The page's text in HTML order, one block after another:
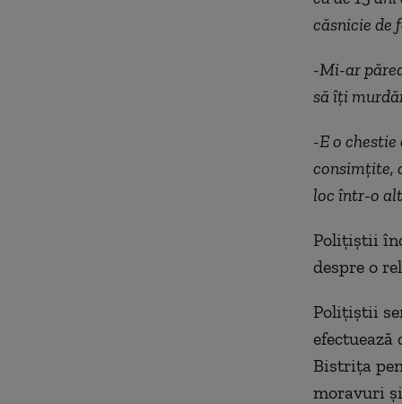
căsnicie de
-Mi-ar
să îți
-E o
consimțite,
loc într-o
Polițiștii
despre o
Polițiștii
efectuează
Bistrița
moravuri